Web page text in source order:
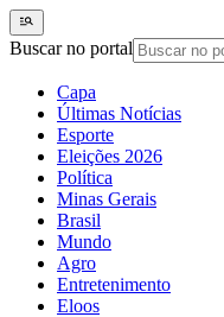
Buscar no portal
Capa
Últimas Notícias
Esporte
Eleições 2026
Política
Minas Gerais
Brasil
Mundo
Agro
Entretenimento
Eloos